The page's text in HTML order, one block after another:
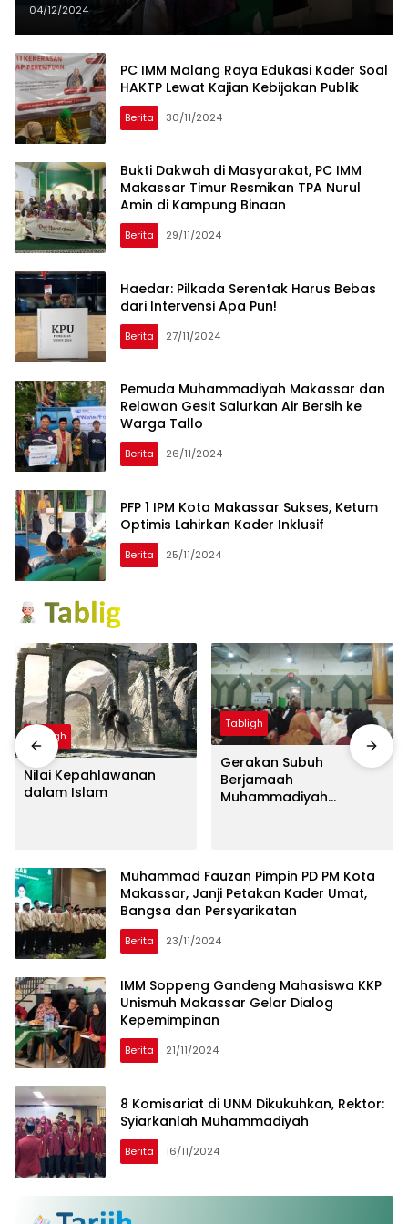
Ejek Penjual Es Teh: Mestinya Beri
Contoh Bertutur Kata Baik
04/12/2024
PC IMM Malang Raya Edukasi Kader Soal
HAKTP Lewat Kajian Kebijakan Publik
Berita 30/11/2024
Bukti Dakwah di Masyarakat, PC IMM
Makassar Timur Resmikan TPA Nurul
Amin di Kampung Binaan
Berita 29/11/2024
Haedar: Pilkada Serentak Harus Bebas
dari Intervensi Apa Pun!
Berita 27/11/2024
Pemuda Muhammadiyah Makassar dan
Relawan Gesit Salurkan Air Bersih ke
Warga Tallo
Berita 26/11/2024
PFP 1 IPM Kota Makassar Sukses, Ketum
Optimis Lahirkan Kader Inklusif
Berita 25/11/2024
Tabligh
Nilai Kepahlawanan
dalam Islam
Tabligh
Gerakan Subuh
Berjamaah
Muhammadiyah
Wakaf Quran
Muhammad Fauzan Pimpin PD PM Kota
Makassar, Janji Petakan Kader Umat,
Bangsa dan Persyarikatan
Berita 23/11/2024
IMM Soppeng Gandeng Mahasiswa KKP
Unismuh Makassar Gelar Dialog
Kepemimpinan
Berita 21/11/2024
8 Komisariat di UNM Dikukuhkan, Rektor:
Syiarkanlah Muhammadiyah
Berita 16/11/2024